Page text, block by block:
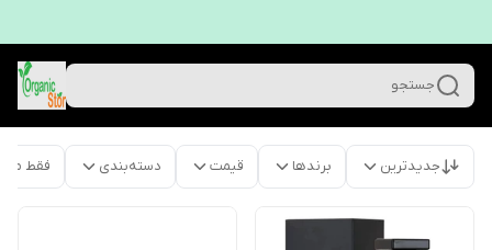
جستجو
جدیدترین برندها قیمت دسته‌بندی فقط